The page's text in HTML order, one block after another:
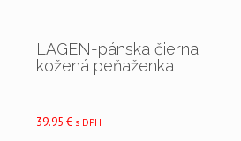
LAGEN-pánska čierna
kožená peňaženka
39.95 € s DPH